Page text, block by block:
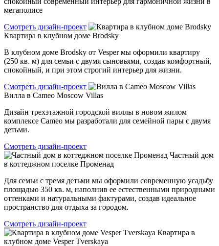
мегаполисе
Смотреть дизайн-проект
Квартира в клубном доме Brodsky
В клубном доме Brodsky от Vesper мы оформили квартиру
(250 кв. м) для семьи с двумя сыновьями, создав комфортный,
спокойный, и при этом строгий интерьер для жизни.
Смотреть дизайн-проект
Вилла в Cameo Moscow Villas
Дизайн трехэтажной городской виллы в новом жилом
комплексе Cameo мы разработали для семейной пары с двумя
детьми.
Смотреть дизайн-проект
Частный дом
в коттеджном поселке Променад
Для семьи с тремя детьми мы оформили современную усадьбу
площадью 350 кв. м, наполнив ее естественными природными
оттенками и натуральными фактурами, создав идеальное
пространство для отдыха за городом.
Смотреть дизайн-проект
Квартира в
клубном доме Vesper Tverskaya